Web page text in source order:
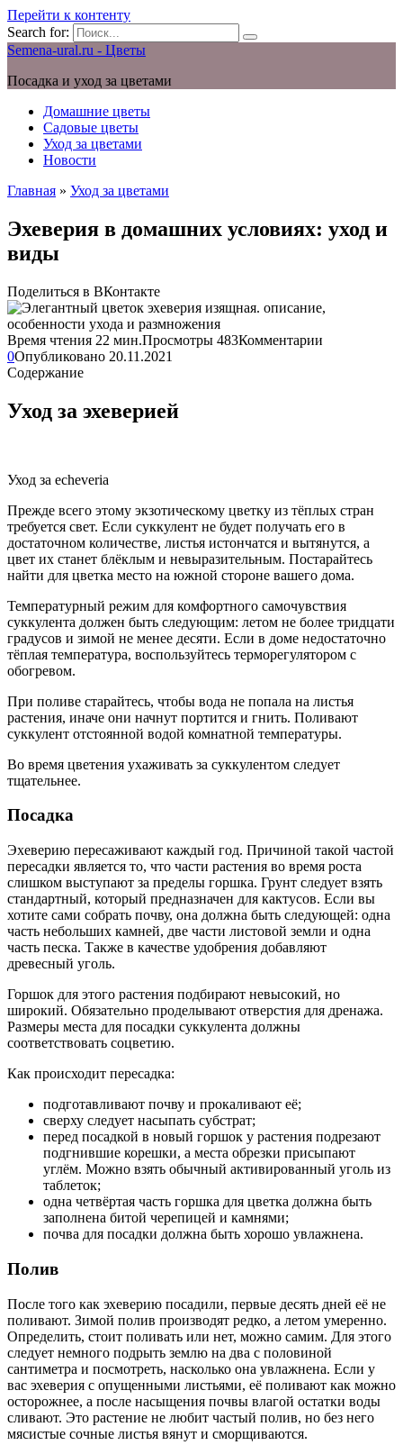
Перейти к контенту
Search for:
Semena-ural.ru - Цветы
Посадка и уход за цветами
Домашние цветы
Садовые цветы
Уход за цветами
Новости
Главная » Уход за цветами
Эхеверия в домашних условиях: уход и
виды
Поделиться в ВКонтакте
Время чтения 22 мин.Просмотры 483Комментарии
0Опубликовано 20.11.2021
Содержание
Уход за эхеверией
Уход за echeveria
Прежде всего этому экзотическому цветку из тёплых стран
требуется свет. Если суккулент не будет получать его в
достаточном количестве, листья истончатся и вытянутся, а
цвет их станет блёклым и невыразительным. Постарайтесь
найти для цветка место на южной стороне вашего дома.
Температурный режим для комфортного самочувствия
суккулента должен быть следующим: летом не более тридцати
градусов и зимой не менее десяти. Если в доме недостаточно
тёплая температура, воспользуйтесь терморегулятором с
обогревом.
При поливе старайтесь, чтобы вода не попала на листья
растения, иначе они начнут портится и гнить. Поливают
суккулент отстоянной водой комнатной температуры.
Во время цветения ухаживать за суккулентом следует
тщательнее.
Посадка
Эхеверию пересаживают каждый год. Причиной такой частой
пересадки является то, что части растения во время роста
слишком выступают за пределы горшка. Грунт следует взять
стандартный, который предназначен для кактусов. Если вы
хотите сами собрать почву, она должна быть следующей: одна
часть небольших камней, две части листовой земли и одна
часть песка. Также в качестве удобрения добавляют
древесный уголь.
Горшок для этого растения подбирают невысокий, но
широкий. Обязательно проделывают отверстия для дренажа.
Размеры места для посадки суккулента должны
соответствовать соцветию.
Как происходит пересадка:
подготавливают почву и прокаливают её;
сверху следует насыпать субстрат;
перед посадкой в новый горшок у растения подрезают
подгнившие корешки, а места обрезки присыпают
углём. Можно взять обычный активированный уголь из
таблеток;
одна четвёртая часть горшка для цветка должна быть
заполнена битой черепицей и камнями;
почва для посадки должна быть хорошо увлажнена.
Полив
После того как эхеверию посадили, первые десять дней её не
поливают. Зимой полив производят редко, а летом умеренно.
Определить, стоит поливать или нет, можно самим. Для этого
следует немного подрыть землю на два с половиной
сантиметра и посмотреть, насколько она увлажнена. Если у
вас эхеверия с опущенными листьями, её поливают как можно
осторожнее, а после насыщения почвы влагой остатки воды
сливают. Это растение не любит частый полив, но без него
мясистые сочные листья вянут и сморщиваются.